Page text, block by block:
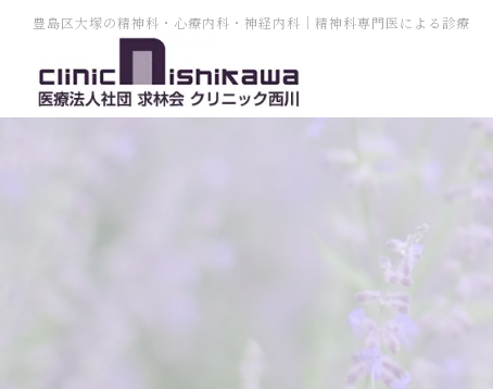
豊島区大塚の精神科・心療内科・神経内科｜精神科専門医による診療